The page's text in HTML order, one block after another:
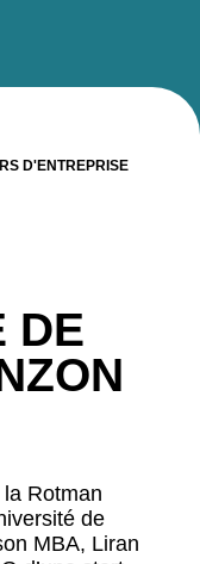
D'ENTREPRISE
DE
la Rotman
de
MBA, Liran